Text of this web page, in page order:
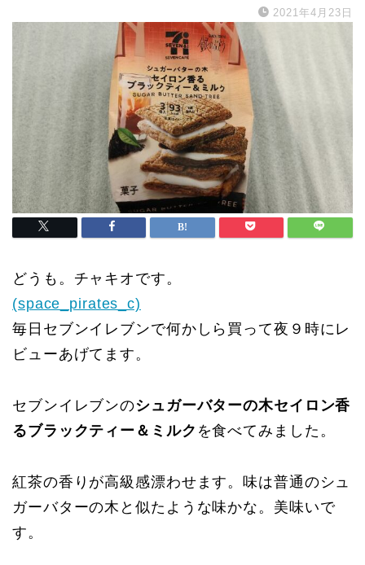
2021年4月23日
どうも。チャキオです。
(space_pirates_c)
毎日セブンイレブンで何かしら買って夜９時にレ
ビューあげてます。
セブンイレブンのシュガーバターの木セイロン香
るブラックティー＆ミルク を食べてみました。
紅茶の香りが高級感漂わせます。味は普通のシュ
ガーバターの木と似たような味かな。美味いで
す。